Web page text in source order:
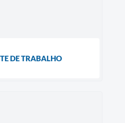
DE TRABALHO